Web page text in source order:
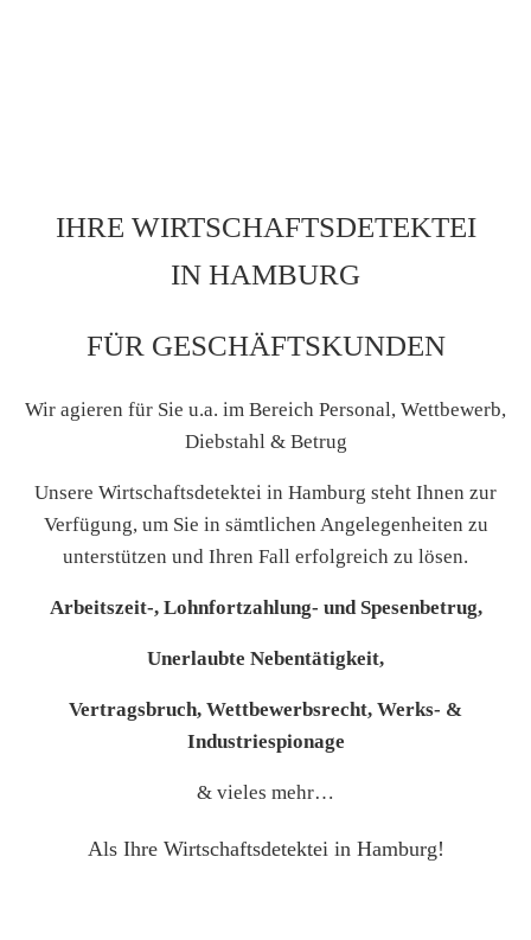
IHRE WIRTSCHAFTSDETEKTEI
IN HAMBURG
FÜR GESCHÄFTSKUNDEN
Wir agieren für Sie u.a. im Bereich Personal, Wettbewerb,
Diebstahl & Betrug
Unsere Wirtschaftsdetektei in Hamburg steht Ihnen zur
Verfügung, um Sie in sämtlichen Angelegenheiten zu
unterstützen und Ihren Fall erfolgreich zu lösen.
Arbeitszeit-, Lohnfortzahlung- und Spesenbetrug,
Unerlaubte Nebentätigkeit,
Vertragsbruch, Wettbewerbsrecht, Werks- &
Industriespionage
& vieles mehr…
Als Ihre Wirtschaftsdetektei in Hamburg!